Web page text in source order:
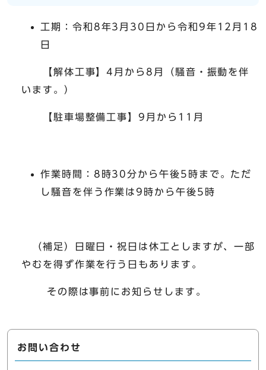
工期：令和8年3月30日から令和9年12月18
日
【解体工事】4月から8月（騒音・振動を伴
います。）
【駐車場整備工事】9月から11月
作業時間：8時30分から午後5時まで。ただ
し騒音を伴う作業は9時から午後5時
（補足）日曜日・祝日は休工としますが、一部
やむを得ず作業を行う日もあります。
その際は事前にお知らせします。
お問い合わせ